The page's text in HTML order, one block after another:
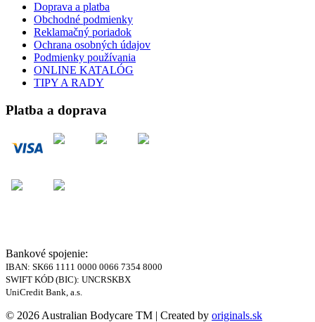
Doprava a platba
Obchodné podmienky
Reklamačný poriadok
Ochrana osobných údajov
Podmienky používania
ONLINE KATALÓG
TIPY A RADY
Platba a doprava
Bankové spojenie:
IBAN: SK66 1111 0000 0066 7354 8000
SWIFT KÓD (BIC): UNCRSKBX
UniCredit Bank, a.s.
© 2026 Australian Bodycare TM | Created by originals.sk